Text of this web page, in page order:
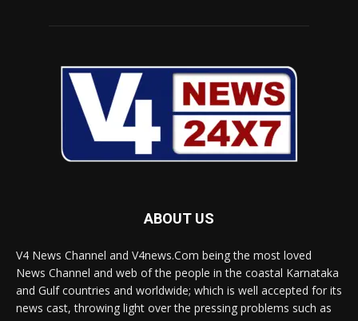
ABOUT US
V4 News Channel and V4news.Com being the most loved
News Channel and web of the people in the coastal Karnataka
and Gulf countries and worldwide; which is well accepted for its
news cast, throwing light over the pressing problems such as